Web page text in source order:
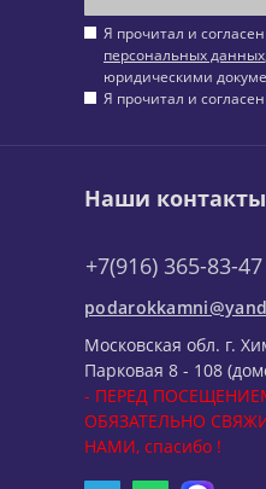
Я прочитал и
персональных данных
юридическими
Я прочитал и
Наши контакты
+7(916) 365-83-47
Московская обл. г.
Парковая 8 - 108
- ПЕРЕД
ОБЯЗАТЕЛЬНО
НАМИ, спасибо !